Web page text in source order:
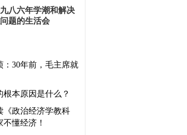
八六年学潮和解决
题的生活会
30年前，毛主席就
本原因是什么？
《政治经济学教科
懂经济！